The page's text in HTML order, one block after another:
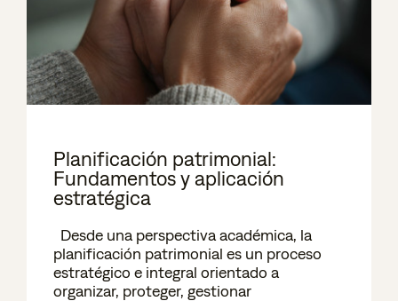
Planificación patrimonial:
Fundamentos y aplicación
estratégica
Desde una perspectiva académica, la
planificación patrimonial es un proceso
estratégico e integral orientado a
organizar, proteger, gestionar